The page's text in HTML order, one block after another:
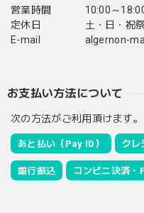
営業時間
10:00～
定休日
土・日・祝
E-mail
algernon-
お支払い方法について
次の方法がご利用頂けます。
あと払い（Pay ID） クレ
銀行振込 コンビニ決済